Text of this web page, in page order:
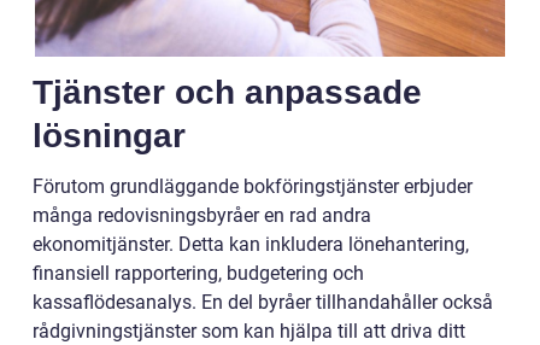
Tjänster och anpassade
lösningar
Förutom grundläggande bokföringstjänster erbjuder
många redovisningsbyråer en rad andra
ekonomitjänster. Detta kan inkludera lönehantering,
finansiell rapportering, budgetering och
kassaflödesanalys. En del byråer tillhandahåller också
rådgivningstjänster som kan hjälpa till att driva ditt